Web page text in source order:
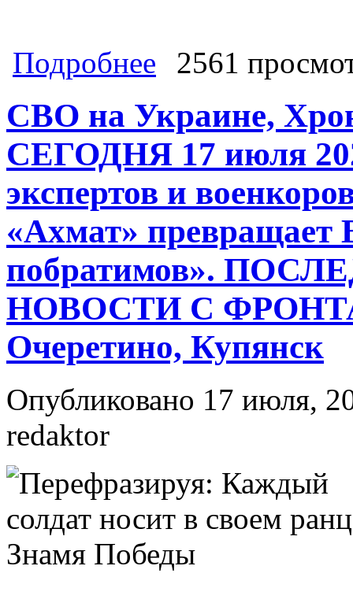
Подробнее о НАСТУПЛЕНИЕ! Торецк,
СВЕЖИЕ НОВОСТИ С ФРОНТА.
на Украине СЕГОДНЯ 18 июля
2561
СВО на Украине,
СЕГОДНЯ 17 июля
экспертов и
«Ахмат» превращает
побратимов».
НОВОСТИ С
Очеретино, Купянск
Опубликовано 17 июля,
redaktor